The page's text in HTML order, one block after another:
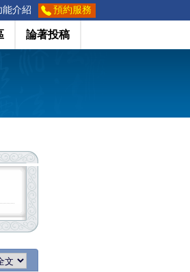
能介紹 預約服務
論著投稿